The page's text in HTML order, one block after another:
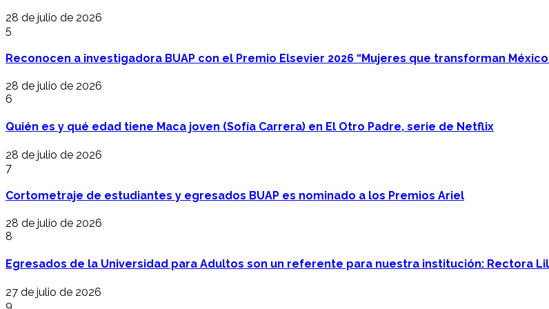
28 de julio de 2026
5
Reconocen a investigadora BUAP con el Premio Elsevier 2026 “Mujeres que transforman
28 de julio de 2026
6
Quién es y qué edad tiene Maca joven (Sofía Carrera) en El Otro Padre, serie de Netflix
28 de julio de 2026
7
Cortometraje de estudiantes y egresados BUAP es nominado a los Premios Ariel
28 de julio de 2026
8
Egresados de la Universidad para Adultos son un referente para nuestra institución: Rectora
27 de julio de 2026
9